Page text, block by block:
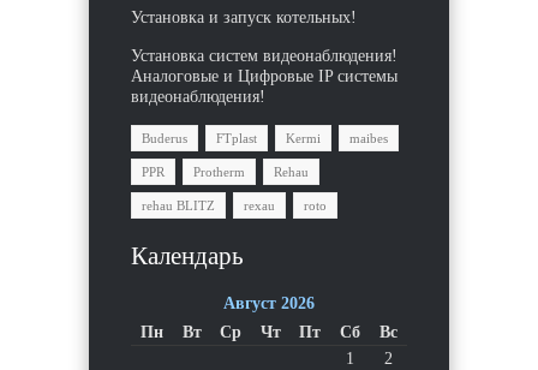
Установка и запуск котельных!
Установка систем видеонаблюдения!
Аналоговые и Цифровые IP системы
видеонаблюдения!
Buderus FTplast Kermi maibes
PPR Protherm Rehau
rehau BLITZ rexau roto
Календарь
Август 2026
Пн
Вт Ср Чт Пт Сб
Вс
1
2